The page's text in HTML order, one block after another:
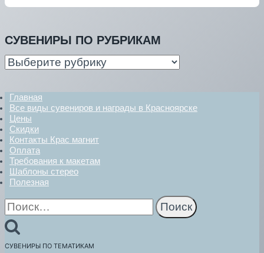
СУВЕНИРЫ ПО РУБРИКАМ
сувениры
по
Главная
Все виды сувениров и награды в Красноярске
Цены
Скидки
Контакты Крас магнит
Оплата
Требования к макетам
Шаблоны стерео
Полезная
Найти:
СУВЕНИРЫ ПО ТЕМАТИКАМ